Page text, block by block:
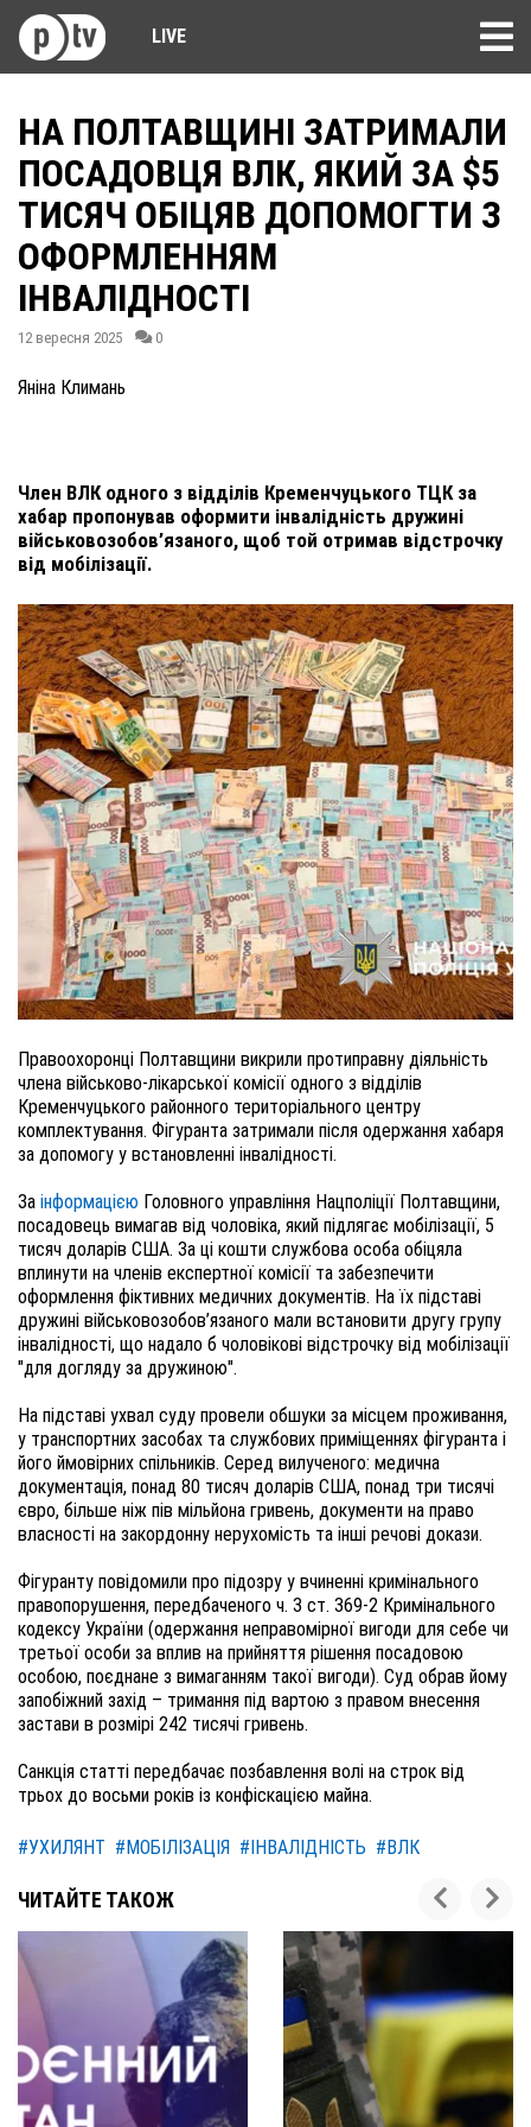
LIVE
НА ПОЛТАВЩИНІ ЗАТРИМАЛИ
ПОСАДОВЦЯ ВЛК, ЯКИЙ ЗА $5
ТИСЯЧ ОБІЦЯВ ДОПОМОГТИ З
ОФОРМЛЕННЯМ
ІНВАЛІДНОСТІ
12 вересня 2025 0
Яніна Климань
Член ВЛК одного з відділів Кременчуцького ТЦК за
хабар пропонував оформити інвалідність дружині
військовозобов’язаного, щоб той отримав відстрочку
від мобілізації.
Правоохоронці Полтавщини викрили протиправну діяльність
члена військово-лікарської комісії одного з відділів
Кременчуцького районного територіального центру
комплектування. Фігуранта затримали після одержання хабаря
за допомогу у встановленні інвалідності.
За інформацією Головного управління Нацполіції Полтавщини,
посадовець вимагав від чоловіка, який підлягає мобілізації, 5
тисяч доларів США. За ці кошти службова особа обіцяла
вплинути на членів експертної комісії та забезпечити
оформлення фіктивних медичних документів. На їх підставі
дружині військовозобов’язаного мали встановити другу групу
інвалідності, що надало б чоловікові відстрочку від мобілізації
"для догляду за дружиною".
На підставі ухвал суду провели обшуки за місцем проживання,
у транспортних засобах та службових приміщеннях фігуранта і
його ймовірних спільників. Серед вилученого: медична
документація, понад 80 тисяч доларів США, понад три тисячі
євро, більше ніж пів мільйона гривень, документи на право
власності на закордонну нерухомість та інші речові докази.
Фігуранту повідомили про підозру у вчиненні кримінального
правопорушення, передбаченого ч. 3 ст. 369-2 Кримінального
кодексу України (одержання неправомірної вигоди для себе чи
третьої особи за вплив на прийняття рішення посадовою
особою, поєднане з вимаганням такої вигоди). Суд обрав йому
запобіжний захід – тримання під вартою з правом внесення
застави в розмірі 242 тисячі гривень.
Санкція статті передбачає позбавлення волі на строк від
трьох до восьми років із конфіскацією майна.
#УХИЛЯНТ #МОБІЛІЗАЦІЯ #ІНВАЛІДНІСТЬ #ВЛК
ЧИТАЙТЕ ТАКОЖ